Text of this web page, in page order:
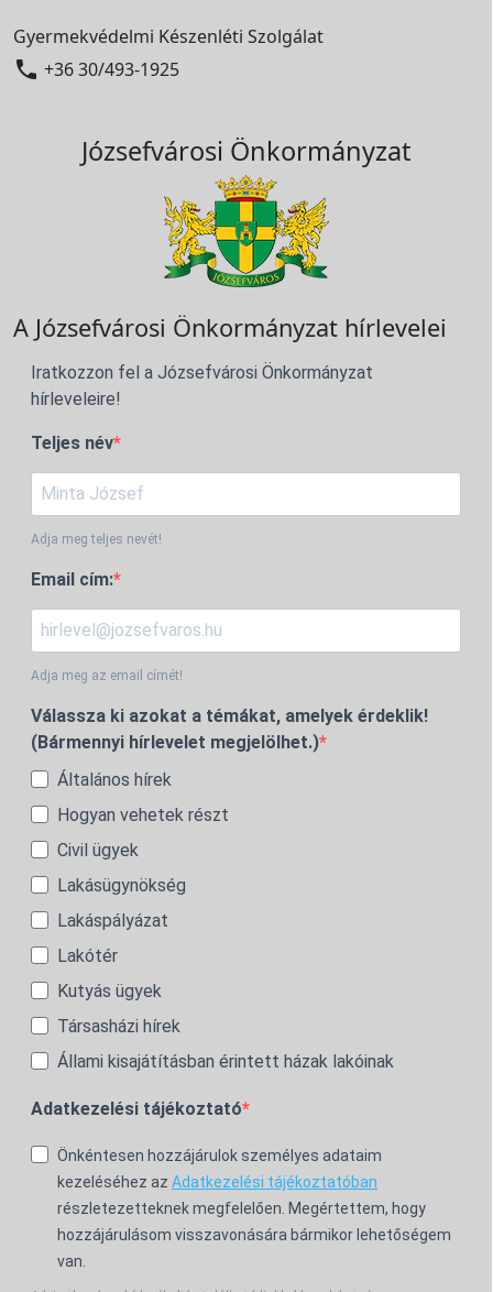
Gyermekvédelmi Készenléti Szolgálat
 +36 30/493-1925
Józsefvárosi Önkormányzat
A Józsefvárosi Önkormányzat hírlevelei
Iratkozzon fel a Józsefvárosi Önkormányzat
hírleveleire!
Teljes név
Adja meg teljes nevét!
Email cím:
Adja meg az email címét!
Válassza ki azokat a témákat, amelyek érdeklik!
(Bármennyi hírlevelet megjelölhet.)
Általános hírek
Hogyan vehetek részt
Civil ügyek
Lakásügynökség
Lakáspályázat
Lakótér
Kutyás ügyek
Társasházi hírek
Állami kisajátításban érintett házak lakóinak
Adatkezelési tájékoztató
Önkéntesen hozzájárulok személyes adataim
kezeléséhez az Adatkezelési tájékoztatóban
részletezetteknek megfelelően. Megértettem, hogy
hozzájárulásom visszavonására bármikor lehetőségem
van.